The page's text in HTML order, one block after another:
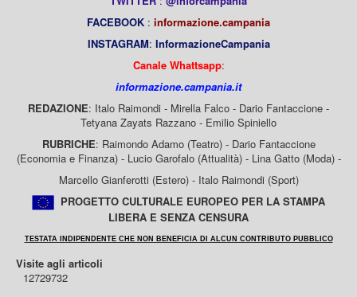
FACEBOOK : informazione.campania
INSTAGRAM: InformazioneCampania
Canale Whattsapp:
informazione.campania.it
REDAZIONE: Italo Raimondi - Mirella Falco - Dario Fantaccione -
Tetyana Zayats Razzano - Emilio Spiniello
RUBRICHE: Raimondo Adamo (Teatro) - Dario Fantaccione
(Economia e Finanza) - Lucio Garofalo (Attualità) - Lina Gatto (Moda) -
Marcello Gianferotti (Estero) - Italo Raimondi (Sport)
PROGETTO CULTURALE EUROPEO PER LA STAMPA
LIBERA E SENZA CENSURA
TESTATA INDIPENDENTE CHE NON BENEFICIA DI ALCUN CONTRIBUTO PUBBLICO
Visite agli articoli
12729732